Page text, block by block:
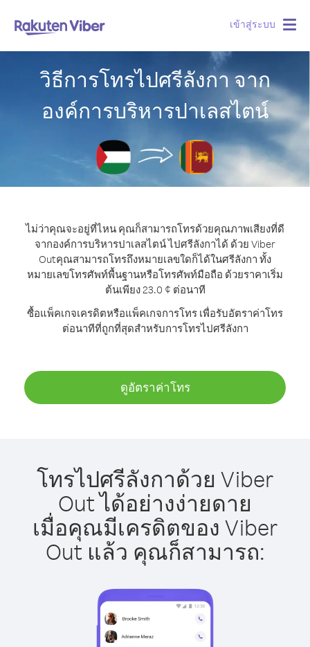
เข้าสู่ระบบ
วิธีการโทรไปศรีลังกา จาก
องค์การบริหารปาเลสไตน์
ไม่ว่าคุณจะอยู่ที่ไหน คุณก็สามารถโทรด้วยคุณภาพเสียงที่ดี
จากองค์การบริหารปาเลสไตน์ ไปศรีลังกาได้ ด้วย Viber
Outคุณสามารถโทรถึงหมายเลขใดก็ได้ในศรีลังกา ทั้ง
หมายเลขโทรศัพท์พื้นฐานหรือโทรศัพท์มือถือ ด้วยราคาเริ่ม
ต้นเพียง 23.0 ¢ ต่อนาที
ซื้อแพ็คเกจเครดิตหรือแพ็คเกจการโทร เพื่อรับอัตราค่าโทร
ต่อนาทีที่ถูกที่สุดสำหรับการโทรไปศรีลังกา
ดูอัตราค่าโทร
โทรไปศรีลังกาด้วย Viber
Out ได้อย่างง่ายดาย
เมื่อคุณมีเครดิตของ Viber
Out แล้ว คุณก็สามารถ: